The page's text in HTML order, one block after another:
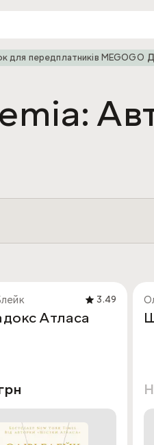
для передплатників MEGOGO
3.49
Атласа